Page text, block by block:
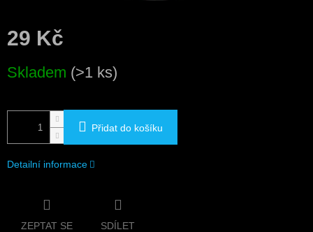
29 Kč
cena:
Skladem (>1 ks)
Přidat do košíku
Detailní informace
ZEPTAT SE SDÍLET